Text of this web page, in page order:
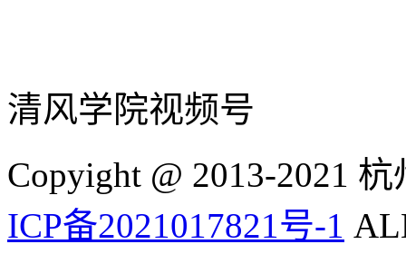
清风学院视频号
Copyight @ 2013-2021
ICP备2021017821号-1